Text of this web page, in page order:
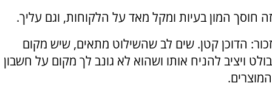
זה חוסך המון בעיות ומקל מאד על הלקוחות, וגם עליך.
זכור: הדוכן קטן. שים לב שהשילוט מתאים, שיש מקום
בולט ויציב להניח אותו ושהוא לא גונב לך מקום על חשבון
המוצרים.